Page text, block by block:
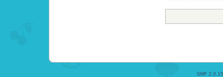
SMF 2.0.15